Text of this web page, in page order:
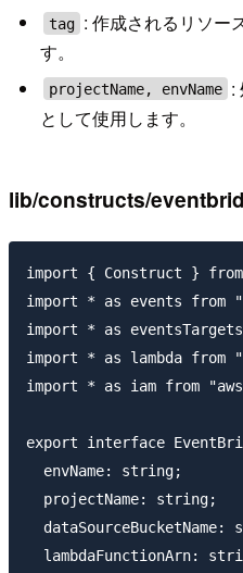
tag : 作成されるリソー
す。
projectName, envName :
として使用します。
lib/constructs/
import { Construct }
import * as events from
import * as
import * as lambda from
import * as iam from
export interface
  envName: string;
  projectName: string;
dataSourceBucketName:
lambdaFunctionArn: